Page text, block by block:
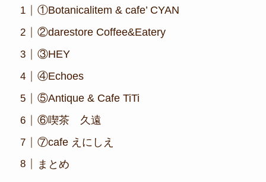
①Botanicalitem & cafe’ CYAN
②darestore Coffee&Eatery
③HEY
④Echoes
⑤Antique & Cafe TiTi
⑥喫茶 久遠
⑦cafe えにしえ
まとめ